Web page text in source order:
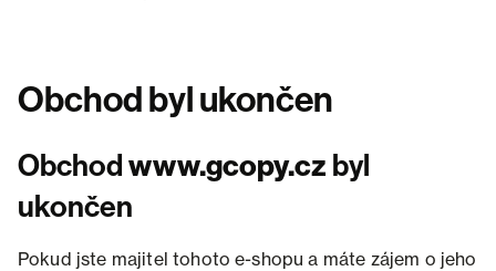
Obchod byl ukončen
Obchodwww.gcopy.cz byl
ukončen
Pokud jste majitel tohoto e-shopu a máte zájem o jeho